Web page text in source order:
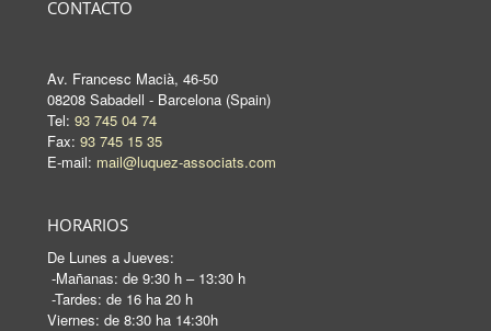
CONTACTO
Av. Francesc Macià, 46-50
08208 Sabadell - Barcelona (Spain)
Tel: 93 745 04 74
Fax: 93 745 15 35
E-mail: mail@luquez-associats.com
HORARIOS
De Lunes a Jueves:
-Mañanas: de 9:30 h – 13:30 h
-Tardes: de 16 ha 20 h
Viernes: de 8:30 ha 14:30h